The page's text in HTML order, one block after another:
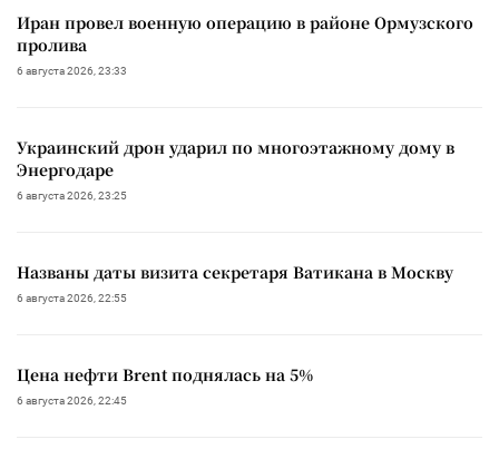
Иран провел военную операцию в районе Ормузского
пролива
6 августа 2026, 23:33
Украинский дрон ударил по многоэтажному дому в
Энергодаре
6 августа 2026, 23:25
Названы даты визита секретаря Ватикана в Москву
6 августа 2026, 22:55
Цена нефти Brent поднялась на 5%
6 августа 2026, 22:45